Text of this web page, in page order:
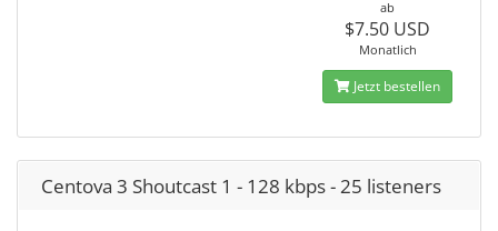
ab
$7.50 USD
Monatlich
Jetzt bestellen
Centova 3 Shoutcast 1 - 128 kbps - 25 listeners